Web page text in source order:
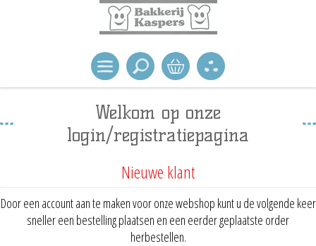
Welkom op onze
login/registratiepagina
Nieuwe klant
Door een account aan te maken voor onze webshop kunt u de volgende keer
sneller een bestelling plaatsen en een eerder geplaatste order
herbestellen.